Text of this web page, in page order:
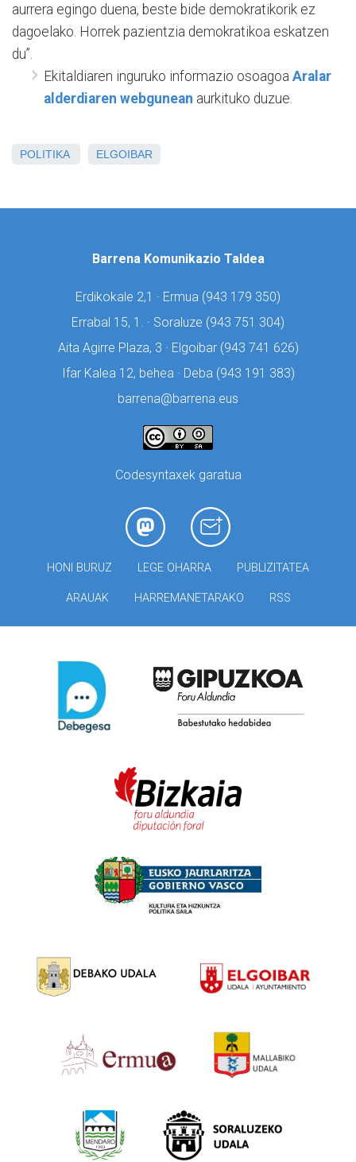
aurrera egingo duena, beste bide demokratikorik ez
dagoelako. Horrek pazientzia demokratikoa eskatzen
du”.
Ekitaldiaren inguruko informazio osoagoa Aralar
alderdiaren webgunean aurkituko duzue.
POLITIKA ELGOIBAR
Barrena Komunikazio Taldea
Erdikokale 2,1 · Ermua (943 179 350)
Errabal 15, 1. · Soraluze (943 751 304)
Aita Agirre Plaza, 3 · Elgoibar (943 741 626)
Ifar Kalea 12, behea · Deba (943 191 383)
barrena@barrena.eus
Codesyntaxek garatua
HONI BURUZ LEGE OHARRA PUBLIZITATEA
ARAUAK HARREMANETARAKO RSS